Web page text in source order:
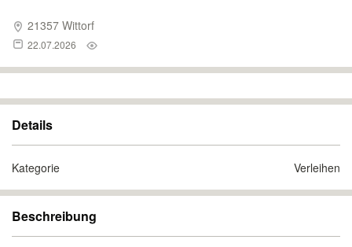
21357 Wittorf
22.07.2026
Details
Kategorie Verleihen
Beschreibung